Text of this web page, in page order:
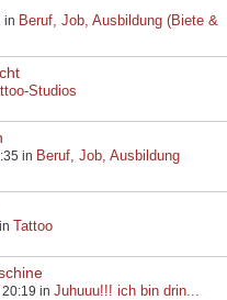
in Beruf, Job, Ausbildung (Biete &
Studios
in Beruf, Job, Ausbildung
Tattoo
in Juhuuu!!! ich bin drin...